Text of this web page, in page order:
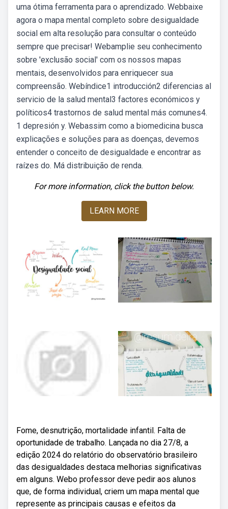
uma ótima ferramenta para o aprendizado. Webbaixe
agora o mapa mental completo sobre desigualdade
social em alta resolução para consultar o conteúdo
sempre que precisar! Webamplie seu conhecimento
sobre 'exclusão social' com os nossos mapas
mentais, desenvolvidos para enriquecer sua
compreensão. Webíndice1 introducción2 diferencias al
servicio de la salud mental3 factores económicos y
políticos4 trastornos de salud mental más comunes4.
1 depresión y. Webassim como a biomedicina busca
explicações e soluções para as doenças, devemos
entender o conceito de desigualdade e encontrar as
raízes do. Má distribuição de renda.
For more information, click the button below.
LEARN MORE
Fome, desnutrição, mortalidade infantil. Falta de
oportunidade de trabalho. Lançada no dia 27/8, a
edição 2024 do relatório do observatório brasileiro
das desigualdades destaca melhorias significativas
em alguns. Webo professor deve pedir aos alunos
que, de forma individual, criem um mapa mental que
represente as principais causas e efeitos da